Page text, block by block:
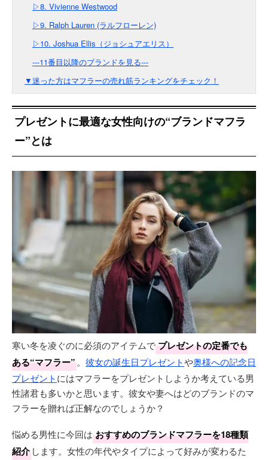
▷8. Vivienne Westwood
▷9. Ralph Lauren (ラルフローレン)
▷10. Joshua Ellis（ジョシュアエリス）
---11番目以降のブランドを見る---
▼迷った方はマフラーの売れ筋ランキングをチェック！
プレゼントに最適な女性向けの“ブランドマフラ
ー”とは
寒い冬を凌ぐのに必須のアイテムでプレゼントの定番でも
ある“マフラー”。 彼女の誕生日プレゼントや奥様への記念日
プレゼントにはマフラーをプレゼントしようか考えている男
性諸君も多いかと思います。彼女や妻へはどのブランドのマ
フラーを贈れば正解なのでしょうか？
悩める男性に今回は おすすめのブランドマフラーを18種類
紹介 します。女性の年代やタイプによって好みが変わるた